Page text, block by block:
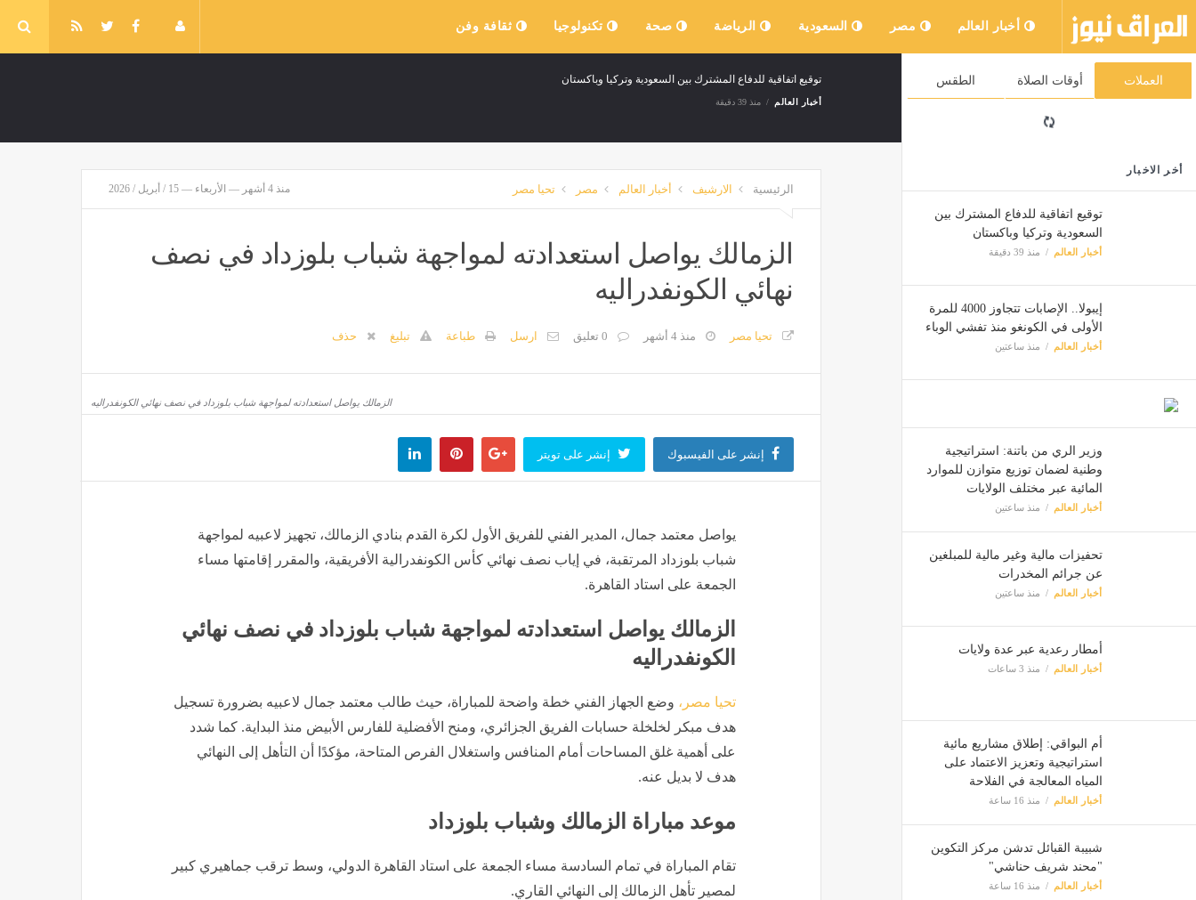
أخبار العالم مصر السعودية الرياضة صحة تكنولوجيا ثقافة وفن
العملات أوقات الصلاة الطقس
أخر الاخبار
توقيع اتفاقية للدفاع المشترك بين
السعودية وتركيا وباكستان
أخبار العالم منذ 39 دقيقة
إيبولا.. الإصابات تتجاوز 4000 للمرة
الأولى في الكونغو منذ تفشي الوباء
أخبار العالم منذ ساعتين
وزير الري من باتنة: استراتيجية
وطنية لضمان توزيع متوازن للموارد
المائية عبر مختلف الولايات
أخبار العالم منذ ساعتين
تحفيزات مالية وغير مالية للمبلغين
عن جرائم المخدرات
أخبار العالم منذ ساعتين
أمطار رعدية عبر عدة ولايات
أخبار العالم منذ 3 ساعات
أم البواقي: إطلاق مشاريع مائية
استراتيجية وتعزيز الاعتماد على
المياه المعالجة في الفلاحة
أخبار العالم منذ 16 ساعة
شبيبة القبائل تدشن مركز التكوين
"محند شريف حناشي"
أخبار العالم منذ 16 ساعة
توقيع اتفاقية للدفاع المشترك بين السعودية وتركيا وباكستان
أخبار العالم منذ 39 دقيقة
الرئيسية الارشيف أخبار العالم مصر تحيا مصر منذ 4 أشهر — الأربعاء — 15 / أبريل / 2026
الزمالك يواصل استعدادته لمواجهة شباب بلوزداد في نصف
نهائي الكونفدراليه
تحيا مصر منذ 4 أشهر 0 تعليق ارسل طباعة تبليغ حذف
الزمالك يواصل استعدادته لمواجهة شباب بلوزداد في نصف نهائي الكونفدراليه
إنشر على الفيسبوك إنشر على تويتر
يواصل معتمد جمال، المدير الفني للفريق الأول لكرة القدم بنادي الزمالك، تجهيز لاعبيه لمواجهة
شباب بلوزداد المرتقبة، في إياب نصف نهائي كأس الكونفدرالية الأفريقية، والمقرر إقامتها مساء
الجمعة على استاد القاهرة.
الزمالك يواصل استعدادته لمواجهة شباب بلوزداد في نصف نهائي
الكونفدراليه
تحيا مصر، وضع الجهاز الفني خطة واضحة للمباراة، حيث طالب معتمد جمال لاعبيه بضرورة تسجيل
هدف مبكر لخلخلة حسابات الفريق الجزائري، ومنح الأفضلية للفارس الأبيض منذ البداية. كما شدد
على أهمية غلق المساحات أمام المنافس واستغلال الفرص المتاحة، مؤكدًا أن التأهل إلى النهائي
هدف لا بديل عنه.
موعد مباراة الزمالك وشباب بلوزداد
تقام المباراة في تمام السادسة مساء الجمعة على استاد القاهرة الدولي، وسط ترقب جماهيري كبير
لمصير تأهل الزمالك إلى النهائي القاري.